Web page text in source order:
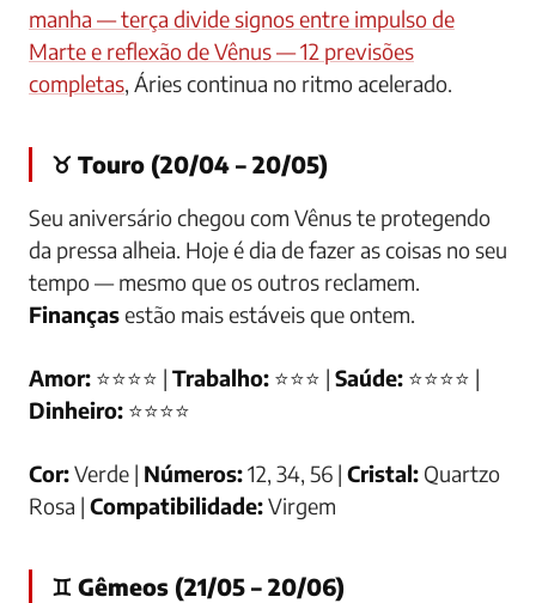
manha — terça divide signos entre impulso de
Marte e reflexão de Vênus — 12 previsões
completas, Áries continua no ritmo acelerado.
♉ Touro (20/04 – 20/05)
Seu aniversário chegou com Vênus te protegendo
da pressa alheia. Hoje é dia de fazer as coisas no seu
tempo — mesmo que os outros reclamem.
Finançasestão mais estáveis que ontem.
Amor: ⭐⭐⭐⭐ | Trabalho: ⭐⭐⭐ | Saúde: ⭐⭐⭐⭐ |
Dinheiro: ⭐⭐⭐⭐
Cor:Verde | Números:12, 34, 56 | Cristal: Quartzo
Rosa | Compatibilidade:Virgem
♊ Gêmeos (21/05 – 20/06)